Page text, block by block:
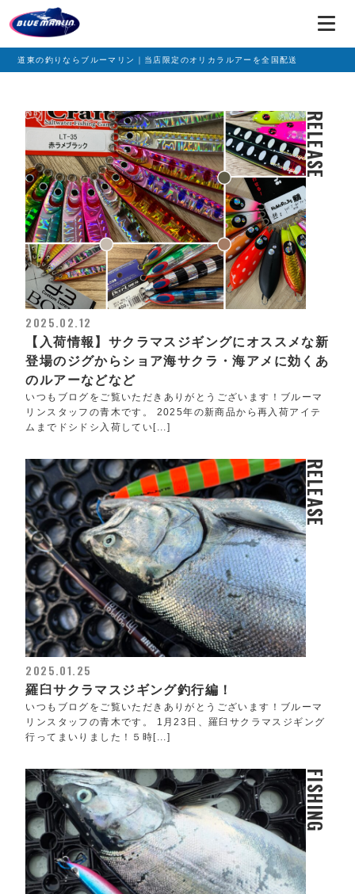
道東の釣りならブルーマリン｜当店限定のオリカラルアーを全国配送
RELEASE
2025.02.12
【入荷情報】サクラマスジギングにオススメな新
登場のジグからショア海サクラ・海アメに効くあ
のルアーなどなど
いつもブログをご覧いただきありがとうございます！ブルーマ
リンスタッフの青木です。 2025年の新商品から再入荷アイテ
ムまでドシドシ入荷してい[...]
RELEASE
2025.01.25
羅臼サクラマスジギング釣行編！
いつもブログをご覧いただきありがとうございます！ブルーマ
リンスタッフの青木です。 1月23日、羅臼サクラマスジギング
行ってまいりました！５時[...]
FISHING